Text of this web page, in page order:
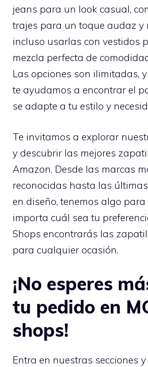
jeans para un look casual,
trajes para un toque audaz y
incluso usarlas con vestidos
mezcla perfecta de
Las opciones son ilimitadas, y
te ayudamos a encontrar el
se adapte a tu estilo y
Te invitamos a explorar
y descubrir las mejores
Amazon. Desde las marcas
reconocidas hasta las
en diseño, tenemos algo para
importa cuál sea tu
Shops encontrarás las
para cualquier ocasión.
¡No esperes
tu pedido en
shops!
Entra en nuestras secciones